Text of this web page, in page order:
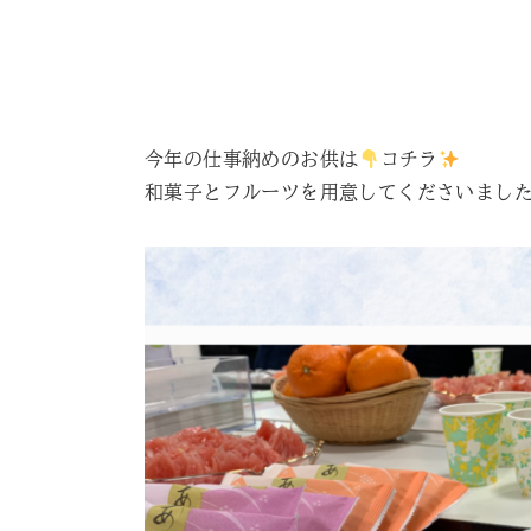
今年の仕事納めのお供は
コチラ
和菓子とフルーツを用意してくださいまし